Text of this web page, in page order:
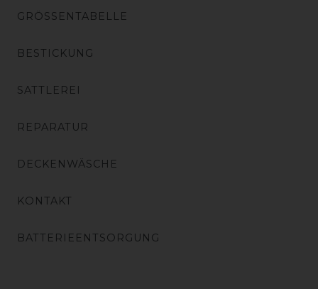
GRÖSSENTABELLE
BESTICKUNG
SATTLEREI
REPARATUR
DECKENWÄSCHE
KONTAKT
BATTERIEENTSORGUNG